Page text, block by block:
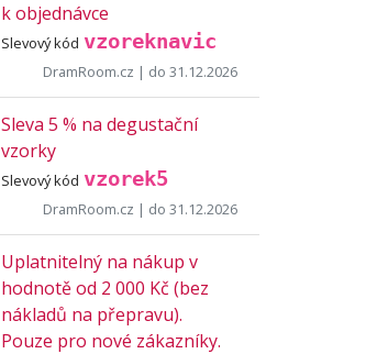
k objednávce
Slevový kód vzoreknavic
DramRoom.cz | do 31.12.2026
Sleva 5 % na degustační
vzorky
Slevový kód vzorek5
DramRoom.cz | do 31.12.2026
Uplatnitelný na nákup v
hodnotě od 2 000 Kč (bez
nákladů na přepravu).
Pouze pro nové zákazníky.